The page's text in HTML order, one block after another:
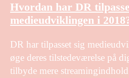
Hvordan har DR
medieudviklingen i
DR har tilpasset sig
øge deres tilstedeværelse på
tilbyde mere